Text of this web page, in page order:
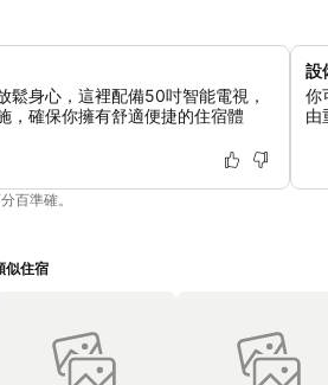
鬆身心，這裡配備50吋智能電視，
，確保你擁有舒適便捷的住宿體
設
你
由
百準確。
似住宿